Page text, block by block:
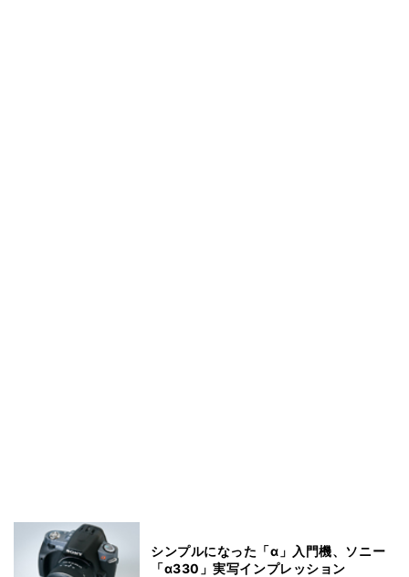
シンプルになった「α」入門機、ソニー
「α330」実写インプレッション